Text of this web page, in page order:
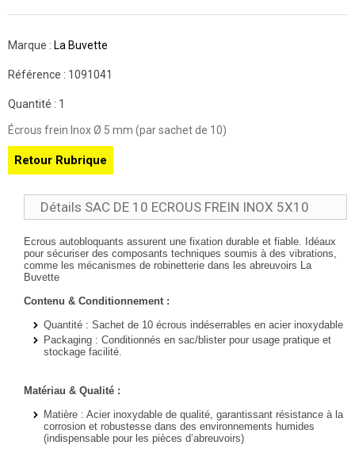
Marque : La Buvette
Référence : 1091041
Quantité : 1
Écrous frein Inox Ø 5 mm (par sachet de 10)
Retour Rubrique
Détails SAC DE 10 ECROUS FREIN INOX 5X10
Ecrous autobloquants assurent une fixation durable et fiable. Idéaux
pour sécuriser des composants techniques soumis à des vibrations,
comme les mécanismes de robinetterie dans les abreuvoirs La
Buvette
Contenu & Conditionnement :
Quantité : Sachet de 10 écrous indéserrables en acier inoxydable
Packaging : Conditionnés en sac/blister pour usage pratique et
stockage facilité.
Matériau & Qualité :
Matière : Acier inoxydable de qualité, garantissant résistance à la
corrosion et robustesse dans des environnements humides
(indispensable pour les pièces d’abreuvoirs)